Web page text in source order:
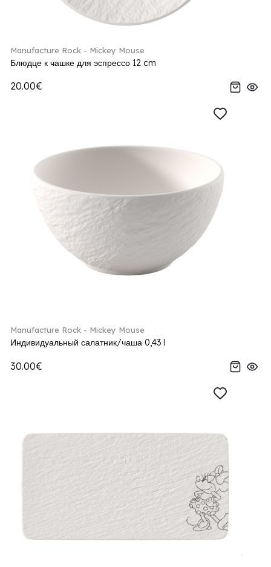
Manufacture Rock - Mickey Mouse
Блюдце к чашке для эспрессо 12 cm
20.00€
Manufacture Rock - Mickey Mouse
Индивидуальный салатник/чаша 0,43 l
30.00€